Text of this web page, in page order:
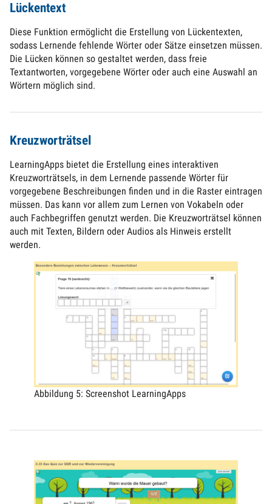
Lückentext
Diese Funktion ermöglicht die Erstellung von Lückentexten,
sodass Lernende fehlende Wörter oder Sätze einsetzen müssen.
Die Lücken können so gestaltet werden, dass freie
Textantworten, vorgegebene Wörter oder auch eine Auswahl an
Wörtern möglich sind.
Kreuzworträtsel
LearningApps bietet die Erstellung eines interaktiven
Kreuzworträtsels, in dem Lernende passende Wörter für
vorgegebene Beschreibungen finden und in die Raster eintragen
müssen. Das kann vor allem zum Lernen von Vokabeln oder
auch Fachbegriffen genutzt werden. Die Kreuzworträtsel können
auch mit Texten, Bildern oder Audios als Hinweis erstellt
werden.
Abbildung 5: Screenshot LearningApps